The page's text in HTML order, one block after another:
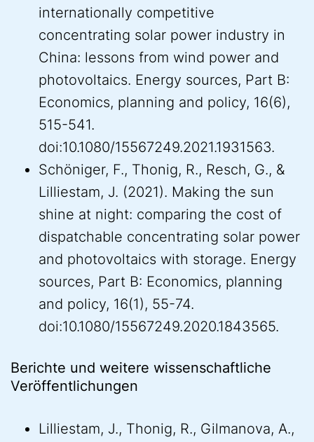
internationally competitive
concentrating solar power industry in
China: lessons from wind power and
photovoltaics. Energy sources, Part B:
Economics, planning and policy, 16(6),
515-541.
doi:10.1080/15567249.2021.1931563.
Schöniger, F., Thonig, R., Resch, G., &
Lilliestam, J. (2021). Making the sun
shine at night: comparing the cost of
dispatchable concentrating solar power
and photovoltaics with storage. Energy
sources, Part B: Economics, planning
and policy, 16(1), 55-74.
doi:10.1080/15567249.2020.1843565.
Berichte und weitere wissenschaftliche
Veröffentlichungen
Lilliestam, J., Thonig, R., Gilmanova, A.,